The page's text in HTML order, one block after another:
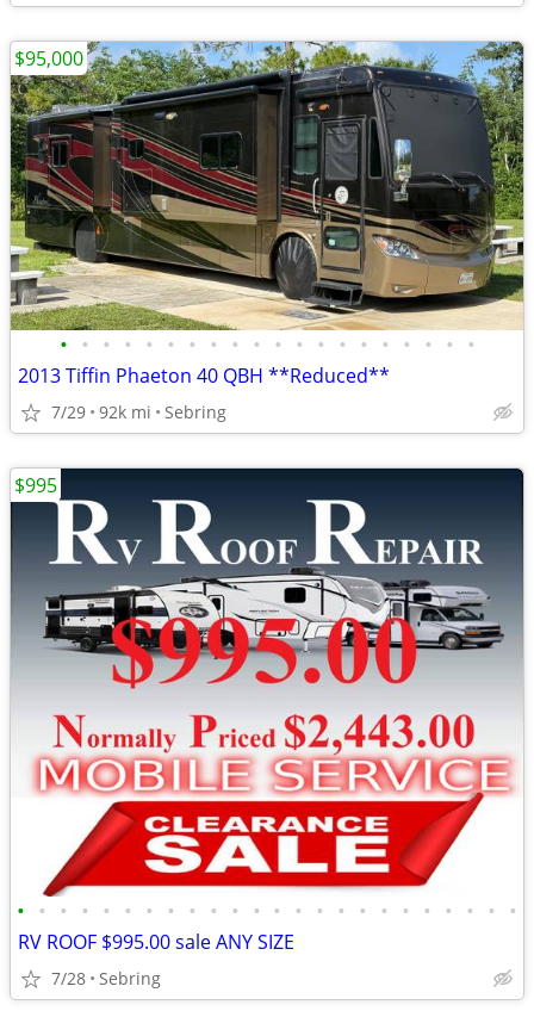
• • • • • • • • • • • • • • • • • • • •
2013 Tiffin Phaeton 40 QBH **Reduced**
7/29 92k mi Sebring
$95,000
• • • • • • • • • • • • • • • • • • • • • • • •
RV ROOF $995.00 sale ANY SIZE
7/28 Sebring
$995